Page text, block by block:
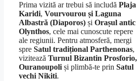
Prima vizită ar trebui să includă Plaja
Karidi, Vourvourou și Laguna
Albastră (Diaporos) și Orașul antic
Olynthos, cele mai cunoscute repere
ale regiunii. Pentru atmosferă, mergi
spre Satul tradițional Parthenonas,
vizitează Turnul Bizantin Prosforio,
Ouranoupoli și plimbă-te prin Satul
vechi Nikiti.